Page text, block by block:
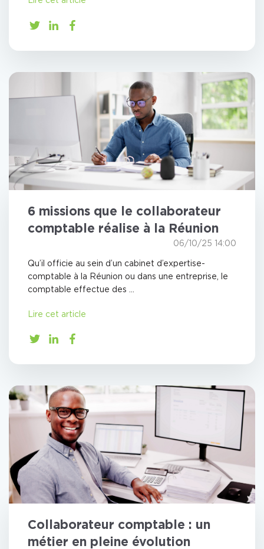
6 missions que le collaborateur
comptable réalise à la Réunion
06/10/25 14:00
Qu’il officie au sein d’un cabinet d’expertise-
comptable à la Réunion ou dans une entreprise, le
comptable effectue des ...
Lire cet article
Collaborateur comptable : un
métier en pleine évolution